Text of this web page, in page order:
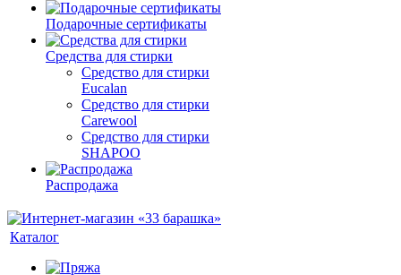
Подарочные сертификаты
Средства для стирки
Средство для стирки
Eucalan
Средство для стирки
Carewool
Средство для стирки
SHAPOO
Распродажа
Каталог